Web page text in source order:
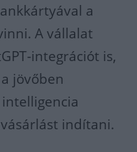
a
A vállalat
integrációt is,
jövőben
indítani.